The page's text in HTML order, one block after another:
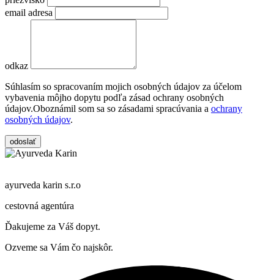
email adresa
odkaz
Súhlasím so spracovaním mojich osobných údajov za účelom
vybavenia môjho dopytu podľa zásad ochrany osobných
údajov.Oboznámil som sa so zásadami spracúvania a ochrany
osobných údajov.
odoslať
ayurveda karin s.r.o
cestovná agentúra
Ďakujeme za Váš dopyt.
Ozveme sa Vám čo najskôr.